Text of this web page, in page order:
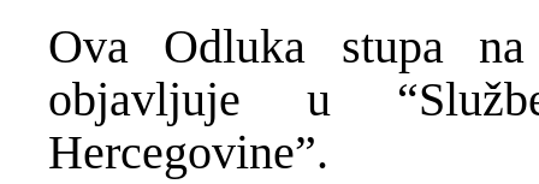
Ova Odluka stupa
objavljuje u
Hercegovine”.